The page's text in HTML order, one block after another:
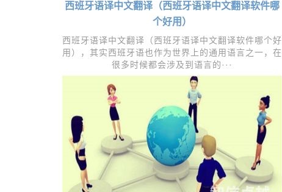
西班牙语译中文翻译（西班牙语译中文翻译软件哪
个好用）
西班牙语译中文翻译（西班牙语译中文翻译软件哪个好
用），其实西班牙语也作为世界上的通用语言之一，在
很多时候都会涉及到语言的···
阅读：1470 / 分类：西班牙语